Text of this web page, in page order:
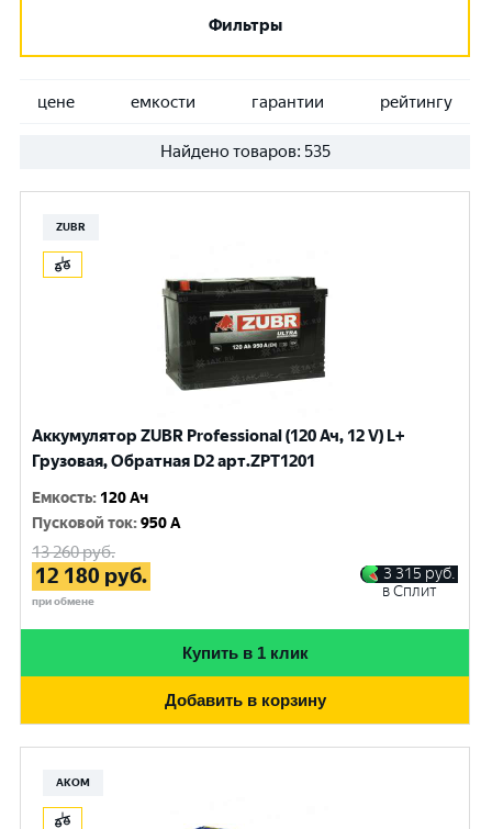
Фильтры
цене емкости гарантии рейтингу
Найдено товаров: 535
ZUBR
Аккумулятор ZUBR Professional (120 Ач, 12 V) L+
Грузовая, Обратная D2 арт.ZPT1201
Емкость: 120 Ач
Пусковой ток:950 A
13 260руб.
12 180 руб.
при обмене
3 315 руб.
в Сплит
Купить в 1 клик
Добавить в корзину
АКОМ